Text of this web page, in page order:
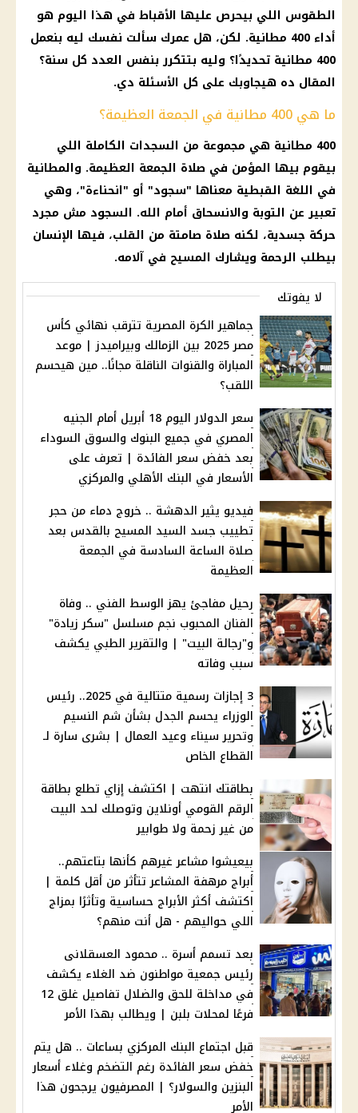
الطقوس اللي بيحرص عليها الأقباط في هذا اليوم هو
أداء 400 مطانية. لكن، هل عمرك سألت نفسك ليه بنعمل
400 مطانية تحديدًا؟ وليه بتتكرر بنفس العدد كل سنة؟
المقال ده هيجاوبك على كل الأسئلة دي.
ما هي 400 مطانية في الجمعة العظيمة؟
400 مطانية هي مجموعة من السجدات الكاملة اللي
بيقوم بيها المؤمن في صلاة الجمعة العظيمة. والمطانية
في اللغة القبطية معناها "سجود" أو "انحناءة"، وهي
تعبير عن التوبة والانسحاق أمام الله. السجود مش مجرد
حركة جسدية، لكنه صلاة صامتة من القلب، فيها الإنسان
بيطلب الرحمة ويشارك المسيح في آلامه.
لا يفوتك
جماهير الكرة المصرية تترقب نهائي كأس
مصر 2025 بين الزمالك وبيراميدز | موعد
المباراة والقنوات الناقلة مجانًا.. مين هيحسم
اللقب؟
سعر الدولار اليوم 18 أبريل أمام الجنيه
المصري في جميع البنوك والسوق السوداء
بعد خفض سعر الفائدة | تعرف على
الأسعار في البنك الأهلي والمركزي
فيديو يثير الدهشة .. خروج دماء من حجر
تطييب جسد السيد المسيح بالقدس بعد
صلاة الساعة السادسة في الجمعة
العظيمة
رحيل مفاجئ يهز الوسط الفني .. وفاة
الفنان المحبوب نجم مسلسل "سكر زيادة"
و"رجالة البيت" | والتقرير الطبي يكشف
سبب وفاته
3 إجازات رسمية متتالية في 2025.. رئيس
الوزراء يحسم الجدل بشأن شم النسيم
وتحرير سيناء وعيد العمال | بشرى سارة لـ
القطاع الخاص
بطاقتك انتهت | اكتشف إزاي تطلع بطاقة
الرقم القومي أونلاين وتوصلك لحد البيت
من غير زحمة ولا طوابير
بيعيشوا مشاعر غيرهم كأنها بتاعتهم..
أبراج مرهفة المشاعر تتأثر من أقل كلمة |
اكتشف أكثر الأبراج حساسية وتأثرًا بمزاج
اللي حواليهم - هل أنت منهم؟
بعد تسمم أسرة .. محمود العسقلانى
رئيس جمعية مواطنون ضد الغلاء يكشف
في مداخلة للحق والضلال تفاصيل غلق 12
فرعًا لمحلات بلبن | ويطالب بهذا الأمر
قبل اجتماع البنك المركزي بساعات .. هل يتم
خفض سعر الفائدة رغم التضخم وغلاء أسعار
البنزين والسولار؟ | المصرفيون يرجحون هذا
الأمر